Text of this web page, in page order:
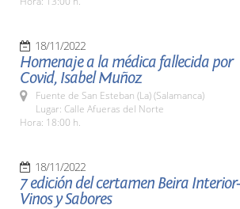
18/11/2022
Homenaje a la médica fallecida por
Covid, Isabel Muñoz
Fuente de San Esteban (La) (Salamanca)
Lugar: Calle Afueras del Norte
Hora: 18:00 h.
18/11/2022
7 edición del certamen Beira Interior-
Vinos y Sabores